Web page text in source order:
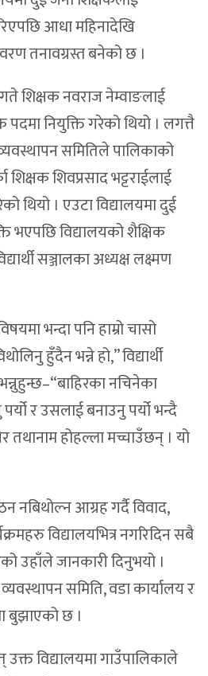
आधा महिनादेखि
तनावग्रस्त बनेको छ ।
शिक्षक नवराज नेम्वाङलाई
पदमा नियुक्ति गरेको थियो । लगत्तै
समितिले पालिकाको
शिक्षक शिवप्रसाद भट्टराईलाई
थियो । एउटा विद्यालयमा दुई
भएपछि विद्यालयको शैक्षिक
सञ्जालका अध्यक्ष लक्ष्मण
भन्दा पनि हाम्रो चासो
हुँदैन भन्ने हो,” विद्यार्थी
नचिनेका
र उसलाई बनाउनु पर्यो भन्दै
तथानाम होहल्ला मच्चाउँछन् । यो
नबिथोल्न आग्रह गर्दै विवाद,
विद्यालयभित्र नगरिदिन सबै
उहाँले जानकारी दिनुभयो ।
समिति, वडा कार्यालय र
बुझाएको छ ।
उक्त विद्यालयमा गाउँपालिकाले